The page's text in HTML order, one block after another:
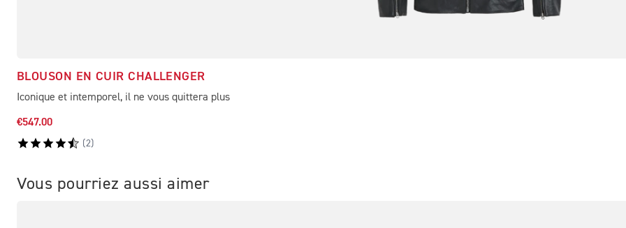
BLOUSON EN CUIR CHALLENGER
Iconique et intemporel, il ne vous quittera plus
€547.00
(2)
Vous pourriez aussi aimer